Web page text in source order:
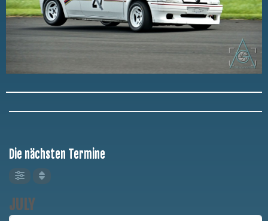
Die nächsten Termine
JULY